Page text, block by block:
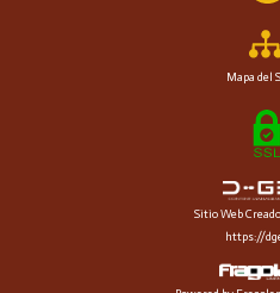
Mapa del
Sitio Web
https://